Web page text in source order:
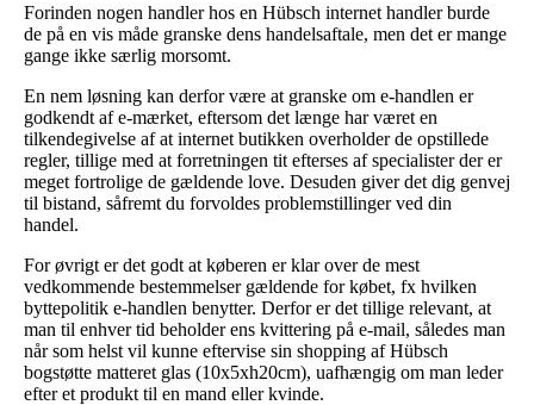
Forinden nogen handler hos en Hübsch internet handler burde
de på en vis måde granske dens handelsaftale, men det er mange
gange ikke særlig morsomt.
En nem løsning kan derfor være at granske om e-handlen er
godkendt af e-mærket, eftersom det længe har været en
tilkendegivelse af at internet butikken overholder de opstillede
regler, tillige med at forretningen tit efterses af specialister der er
meget fortrolige de gældende love. Desuden giver det dig genvej
til bistand, såfremt du forvoldes problemstillinger ved din
handel.
For øvrigt er det godt at køberen er klar over de mest
vedkommende bestemmelser gældende for købet, fx hvilken
byttepolitik e-handlen benytter. Derfor er det tillige relevant, at
man til enhver tid beholder ens kvittering på e-mail, således man
når som helst vil kunne eftervise sin shopping af Hübsch
bogstøtte matteret glas (10x5xh20cm), uafhængig om man leder
efter et produkt til en mand eller kvinde.